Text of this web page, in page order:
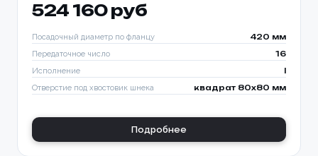
524 160 руб
Посадочный диаметр по фланцу 420 мм
Передаточное число 16
Исполнение
Отверстие под хвостовик шнека квадрат 80х80 мм
Подробнее